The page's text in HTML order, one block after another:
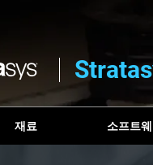
재료 소프트웨